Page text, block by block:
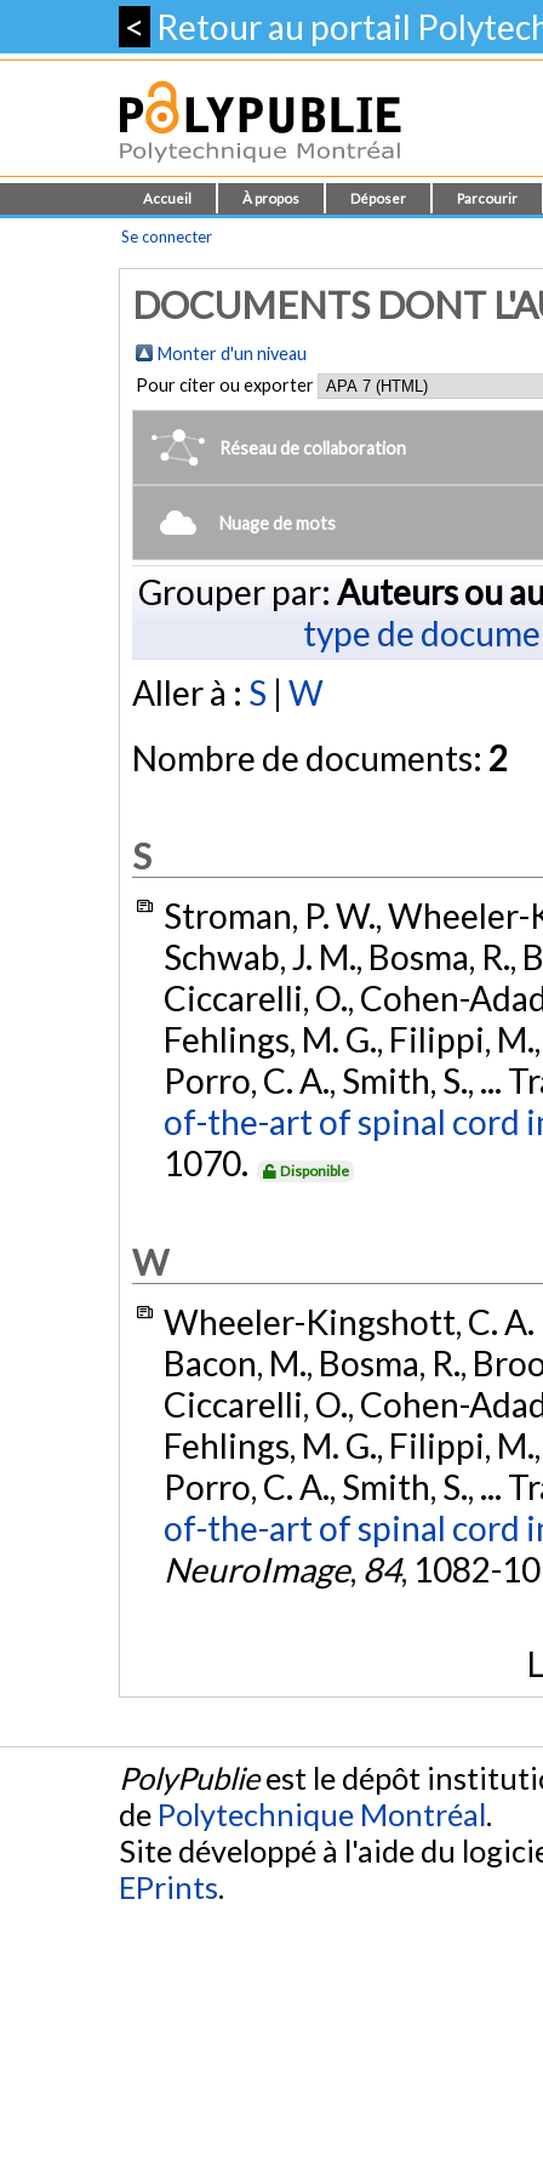
< Retour au portail
Accueil À propos Déposer Parcourir
Se connecter
DOCUMENTS DONT
Monter d'un niveau
Pour citer ou exporter
Réseau de collaboration
Nuage de mots
Grouper par: Auteurs ou
type de
Aller à : S | W
Nombre de documents: 2
S
Stroman, P. W., Wheeler-
Schwab, J. M., Bosma, R.,
Ciccarelli, O., Cohen-
Fehlings, M. G., Filippi,
Porro, C. A., Smith, S., ...
of-the-art of spinal cord
1070.
Disponible
W
Wheeler-Kingshott, C. A.
Bacon, M., Bosma, R.,
Ciccarelli, O., Cohen-
Fehlings, M. G., Filippi,
Porro, C. A., Smith, S., ...
of-the-art of spinal cord
NeuroImage, 84, 1082-
PolyPublieest le dépôt
de Polytechnique Montréal.
Site développé à l'aide du
EPrints.